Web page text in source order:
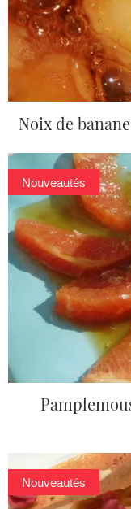
Noix de
Nouveautés
Nouveautés